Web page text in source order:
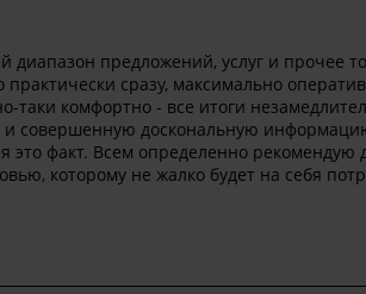
предложений, услуг и прочее
практически сразу, максимально
таки комфортно - все итоги
и совершенную доскональную
это факт. Всем определенно рекомендую
которому не жалко будет на себя